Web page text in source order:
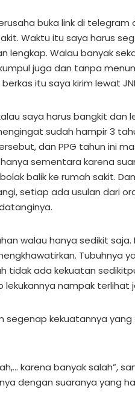
buka link di telegram
Waktu itu saya harus
lengkap. Walau banyak
juga dan tanpa
itu saya kirim lewat
saya harus bangkit dan
sudah hampir 3
dan PPG tahun ini
sementara karena
balik ke rumah sakit.
setiap ada usulan dari
walau hanya sedikit saja.
Tubuhnya
tidak ada kekuatan
nampak terlihat
segenap kekuatannya yang
karena banyak salah”,
dengan suaranya yang